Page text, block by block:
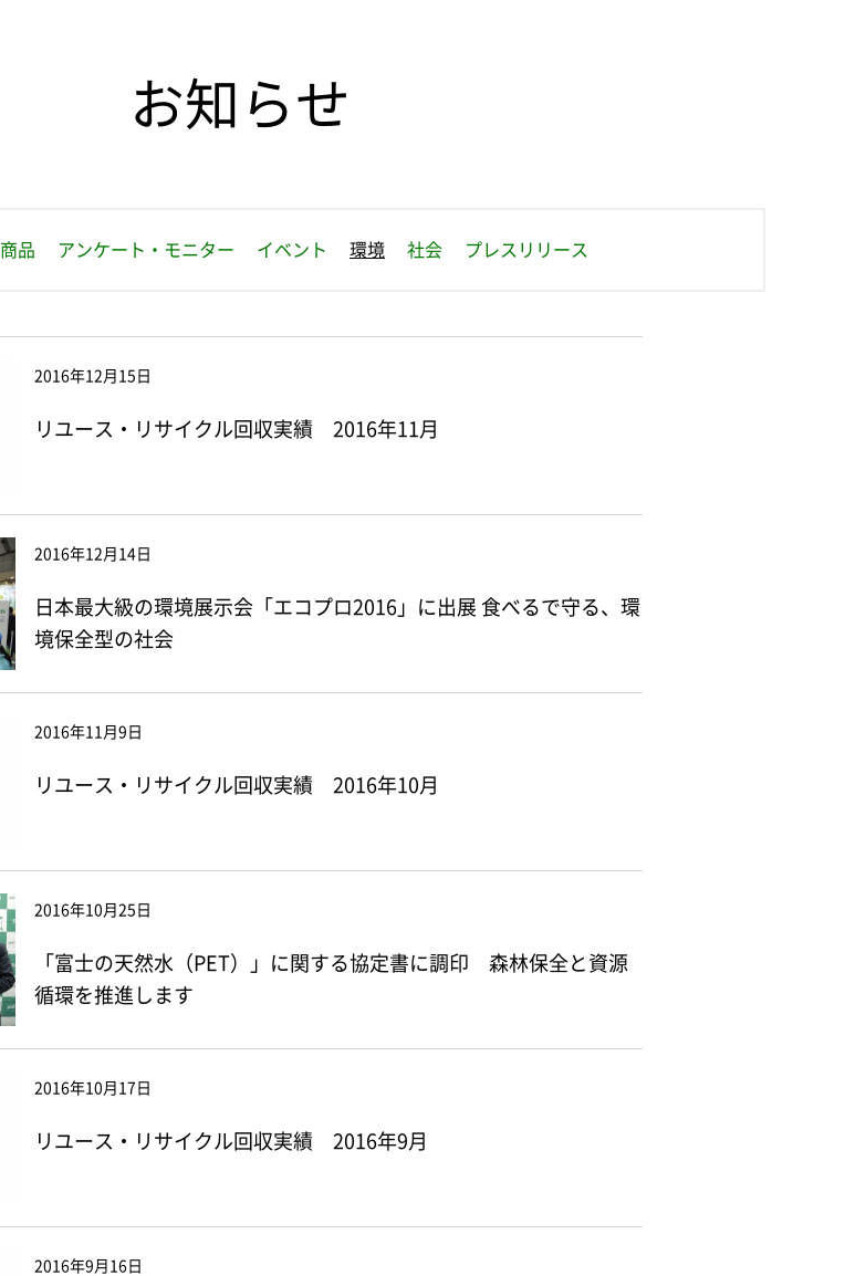
お知らせ
商品 アンケート・モニター イベント 環境 社会 プレスリリース
2016年12月15日
リユース・リサイクル回収実績 2016年11月
2016年12月14日
日本最大級の環境展示会「エコプロ2016」に出展 食べるで守る、環
境保全型の社会
2016年11月9日
リユース・リサイクル回収実績 2016年10月
2016年10月25日
「富士の天然水（PET）」に関する協定書に調印 森林保全と資源
循環を推進します
2016年10月17日
リユース・リサイクル回収実績 2016年9月
2016年9月16日